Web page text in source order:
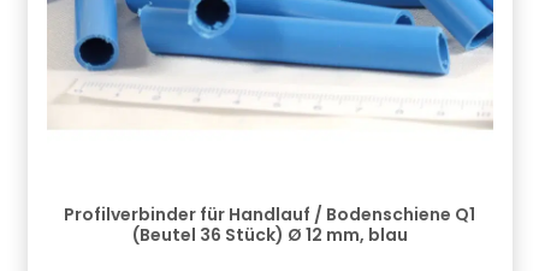
Profilverbinder für Handlauf / Bodenschiene Q1
(Beutel 36 Stück) Ø 12 mm, blau